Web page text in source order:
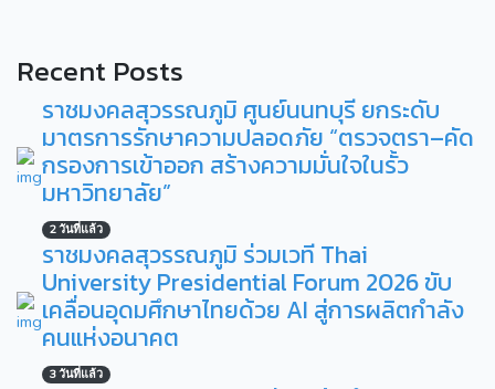
Recent Posts
ราชมงคลสุวรรณภูมิ ศูนย์นนทบุรี ยกระดับ
มาตรการรักษาความปลอดภัย “ตรวจตรา–คัด
กรองการเข้าออก สร้างความมั่นใจในรั้ว
มหาวิทยาลัย”
2 วันที่แล้ว
ราชมงคลสุวรรณภูมิ ร่วมเวที Thai
University Presidential Forum 2026 ขับ
เคลื่อนอุดมศึกษาไทยด้วย AI สู่การผลิตกำลัง
คนแห่งอนาคต
3 วันที่แล้ว